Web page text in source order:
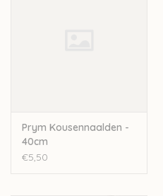
Prym Kousennaalden -
40cm
€5,50